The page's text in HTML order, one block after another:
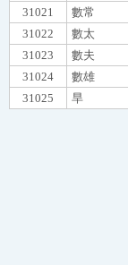
31021
數常
31022
數太
31023
數夫
31024
數雄
31025
旱